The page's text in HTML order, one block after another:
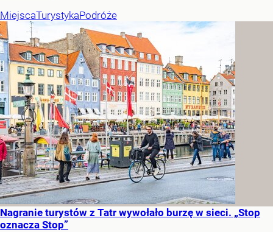
MiejscaTurystykaPodróże
Nagranie turystów z Tatr wywołało burzę w sieci. „Stop
oznacza Stop”